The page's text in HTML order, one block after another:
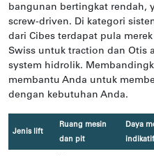
bangunan bertingkat rendah,
screw-driven. Di kategori
dari Cibes terdapat pula
Swiss untuk traction dan Otis
system hidrolik.
membantu Anda untuk
dengan kebutuhan Anda.
Jenis lift
Ruang mesin
dan pit
Daya
indikatif